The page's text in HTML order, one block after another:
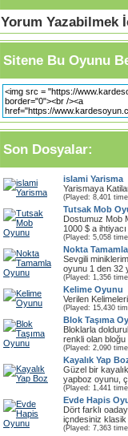
Yorum Yazabilmek
Sitene Bu Oyunu
Son Dosyalar:
islami Yarisma
Yarismaya
(Played: 8,401
Tutsak Mob
Dostumuz Mob
1000 $ a
(Played: 5,058
Nokta
Sevgili
oyunu 1 den 32
(Played: 1,356
Kelime Oyunu
Verilen
(Played: 15,430
Blok Taşıma
Bloklarla
renkli olan bloğu
(Played: 2,090
Kayalık Yap
Güzel bir
yapboz oyunu,
(Played: 1,441
Evde Hapis
Dört farklı
içndesiniz klasik
(Played: 7,363